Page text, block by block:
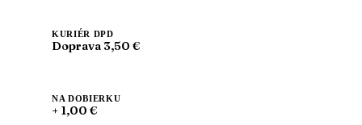
KURIÉR DPD
Doprava 3,50 €
NA DOBIERKU
+ 1,00 €